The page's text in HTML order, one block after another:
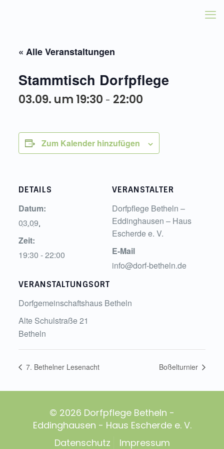
« Alle Veranstaltungen
Stammtisch Dorfpflege
03.09. um 19:30 - 22:00
Zum Kalender hinzufügen
DETAILS
Datum:
03.09.
Zeit:
19:30 - 22:00
VERANSTALTUNGSORT
Dorfgemeinschaftshaus Betheln
Alte Schulstraße 21
Betheln
VERANSTALTER
Dorfpflege Betheln –
Eddinghausen – Haus
Escherde e. V.
E-Mail
info@dorf-betheln.de
7. Bethelner Lesenacht Boßelturnier
© 2026 Dorfpflege Betheln -
Eddinghausen - Haus Escherde e. V.
Datenschutz
Impressum